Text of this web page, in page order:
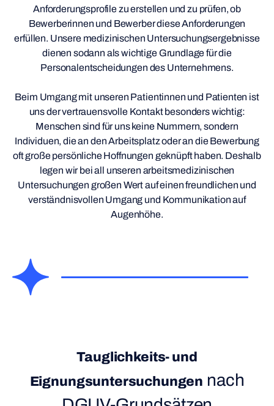
Anforderungsprofile zu erstellen und zu prüfen, ob
Bewerberinnen und Bewerber diese Anforderungen
erfüllen. Unsere medizinischen Untersuchungsergebnisse
dienen sodann als wichtige Grundlage für die
Personalentscheidungen des Unternehmens.
Beim Umgang mit unseren Patientinnen und Patienten ist
uns der vertrauensvolle Kontakt besonders wichtig:
Menschen sind für uns keine Nummern, sondern
Individuen, die an den Arbeitsplatz oder an die Bewerbung
oft große persönliche Hoffnungen geknüpft haben. Deshalb
legen wir bei all unseren arbeitsmedizinischen
Untersuchungen großen Wert auf einen freundlichen und
verständnisvollen Umgang und Kommunikation auf
Augenhöhe.
Tauglichkeits- und
Eignungsuntersuchungen nach